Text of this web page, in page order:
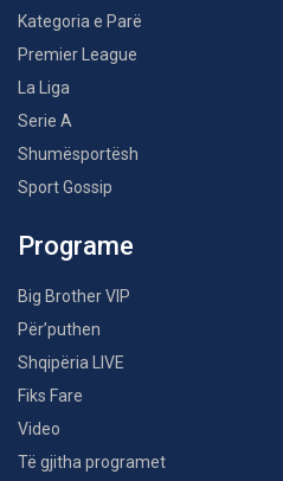
Kategoria e Parë
Premier League
La Liga
Serie A
Shumësportësh
Sport Gossip
Programe
Big Brother VIP
Për’puthen
Shqipëria LIVE
Fiks Fare
Video
Të gjitha programet